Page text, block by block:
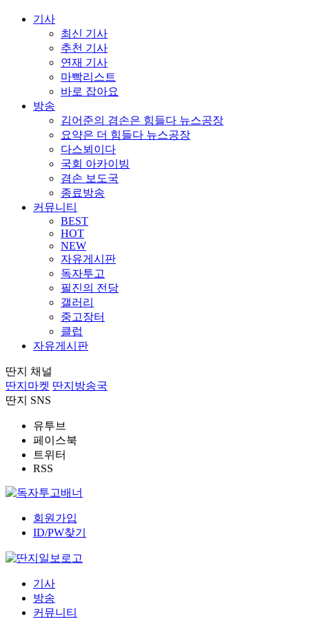
기사
최신 기사
추천 기사
연재 기사
마빡리스트
바로 잡아요
방송
김어준의 겸손은 힘들다 뉴스공장
요약은 더 힘들다 뉴스공장
다스뵈이다
국회 아카이빙
겸손 보도국
종료방송
커뮤니티
BEST
HOT
NEW
자유게시판
독자투고
필진의 전당
갤러리
중고장터
클럽
자유게시판
딴지 채널
딴지마켓 딴지방송국
딴지 SNS
유투브
페이스북
트위터
RSS
회원가입
ID/PW찾기
기사
방송
커뮤니티